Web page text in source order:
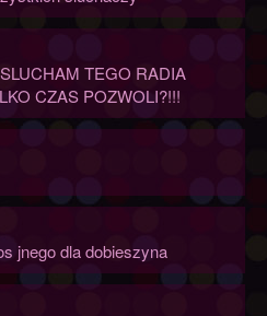
TEGO RADIA
CZAS POZWOLI?!!!
jnego dla dobieszyna